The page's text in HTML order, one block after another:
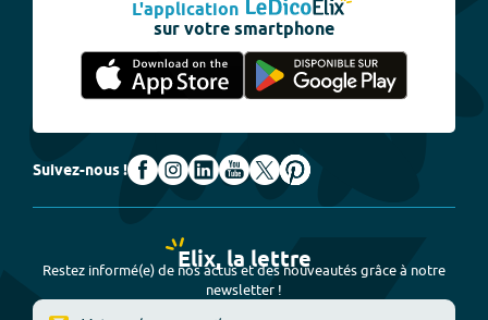
L'application
sur votre smartphone
Suivez-nous !
Elix, la lettre
Restez informé(e) de nos actus et des nouveautés grâce à notre
newsletter !